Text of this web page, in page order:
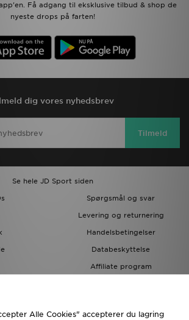
Få adgang til eksklusive tilbud & shop de
nyeste drops på farten!
dig vores nyhedsbrev
Tilmeld
Se hele JD Sport siden
Spørgsmål og svar
Levering og returnering
Handelsbetingelser
Databeskyttelse
Affiliate program
Alle Cookies" accepterer du lagring